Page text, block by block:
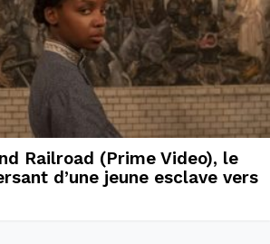
Railroad (Prime Video), le
d’une jeune esclave vers